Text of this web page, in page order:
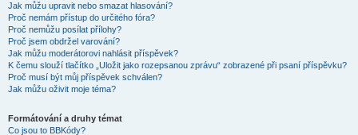
Jak můžu upravit nebo smazat hlasování?
Proč nemám přístup do určitého fóra?
Proč nemůžu posílat přílohy?
Proč jsem obdržel varování?
Jak můžu moderátorovi nahlásit příspěvek?
K čemu slouží tlačítko „Uložit jako rozepsanou zprávu“ zobrazené při psaní příspěvku?
Proč musí být můj příspěvek schválen?
Jak můžu oživit moje téma?
Formátování a druhy témat
Co jsou to BBKódy?